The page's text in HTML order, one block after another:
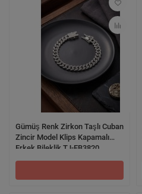
Gümüş Renk Zirkon Taşlı Cuban
Zincir Model Klips Kapamalı
Erkek Bileklik TJ-EB3820